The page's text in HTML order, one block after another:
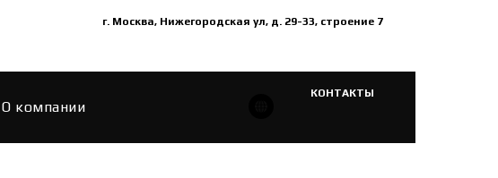
г. Москва, Нижегородская ул, д. 29-33, строение 7
О компании
КОНТАКТЫ